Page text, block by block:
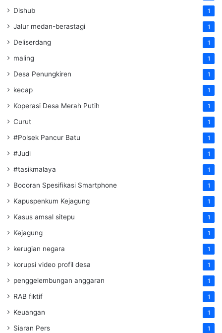
Dishub 1
Jalur medan-berastagi 1
Deliserdang 1
maling 1
Desa Penungkiren 1
kecap 1
Koperasi Desa Merah Putih 1
Curut 1
#Polsek Pancur Batu 1
#Judi 1
#tasikmalaya 1
Bocoran Spesifikasi Smartphone 1
Kapuspenkum Kejagung 1
Kasus amsal sitepu 1
Kejagung 1
kerugian negara 1
korupsi video profil desa 1
penggelembungan anggaran 1
RAB fiktif 1
Keuangan 1
Siaran Pers 1